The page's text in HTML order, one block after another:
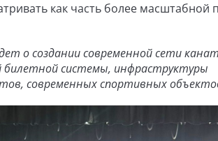
как часть более масштабной
о создании современной сети
системы, инфраструктуры
современных спортивных